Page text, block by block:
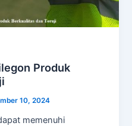
Produk
10, 2024
memenuhi